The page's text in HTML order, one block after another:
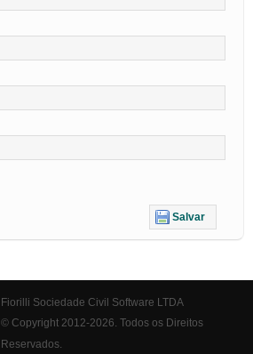
Salvar
Fiorilli Sociedade Civil Software LTDA
© Copyright 2012-2026. Todos os Direitos
Reservados.